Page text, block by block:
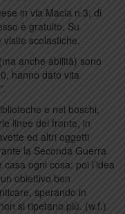
in via Macia n.3, di
è gratuito. Su
scolastiche.
anche abilità) sono
hanno dato vita
e nei boschi,
linee del fronte, in
ed altri oggetti
la Seconda Guerra
ogni cosa: poi l’idea
obiettivo ben
sperando in
si ripetano più. (w.f.)